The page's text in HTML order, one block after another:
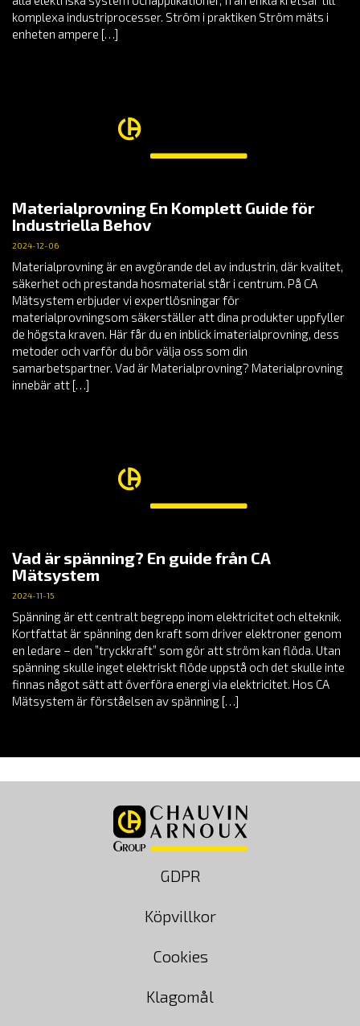
komplexa industriprocesser. Ström i praktiken Ström mäts i
enheten ampere […]
Materialprovning En Komplett Guide för
Industriella Behov
2024-12-06
Materialprovning är en avgörande del av industrin, där kvalitet,
säkerhet och prestanda hosmaterial står i centrum. På CA
Mätsystem erbjuder vi expertlösningar för
materialprovningsom säkerställer att dina produkter uppfyller
de högsta kraven. Här får du en inblick imaterialprovning, dess
metoder och varför du bör välja oss som din
samarbetspartner. Vad är Materialprovning? Materialprovning
innebär att […]
Vad är spänning? En guide från CA
Mätsystem
2024-11-15
Spänning är ett centralt begrepp inom elektricitet och elteknik.
Kortfattat är spänning den kraft som driver elektroner genom
en ledare – den ”tryckkraft” som gör att ström kan flöda. Utan
spänning skulle inget elektriskt flöde uppstå och det skulle inte
finnas något sätt att överföra energi via elektricitet. Hos CA
Mätsystem är förståelsen av spänning […]
GDPR
Köpvillkor
Cookies
Klagomål